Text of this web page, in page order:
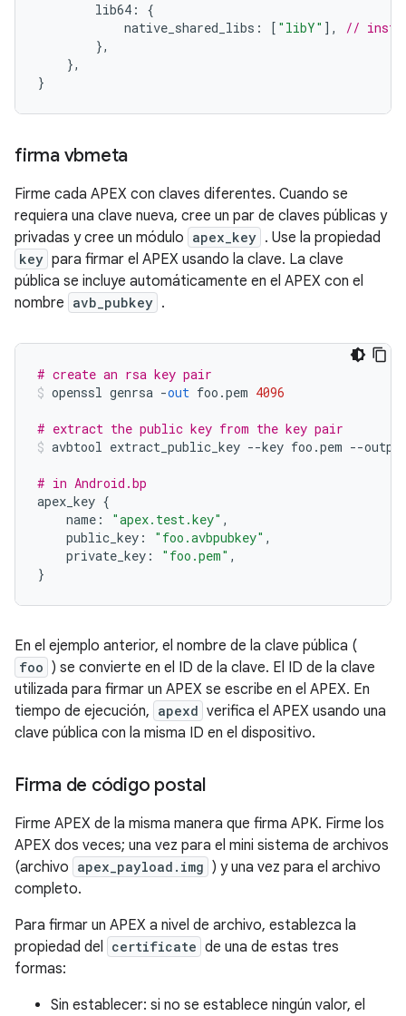
lib64 :
{
native_shared_libs : [ "libY" ],
//
},
},
}
firma vbmeta
Firme cada APEX con claves diferentes. Cuando se
requiera una clave nueva, cree un par de claves públicas y
privadas y cree un módulo apex_key . Use la propiedad
key para firmar el APEX usando la clave. La clave
pública se incluye automáticamente en el APEX con el
nombre avb_pubkey .
# create an rsa key pair
openssl genrsa -out foo .pem 4096
# extract the public key from the key pair
avbtool extract_public_key --key foo .pem --
# in Android.bp
apex_key {
name : "apex.test.key" ,
public_key : "foo.avbpubkey" ,
private_key : "foo.pem" ,
}
En el ejemplo anterior, el nombre de la clave pública (
foo ) se convierte en el ID de la clave. El ID de la clave
utilizada para firmar un APEX se escribe en el APEX. En
tiempo de ejecución, apexd verifica el APEX usando una
clave pública con la misma ID en el dispositivo.
Firma de código postal
Firme APEX de la misma manera que firma APK. Firme los
APEX dos veces; una vez para el mini sistema de archivos
(archivo apex_payload.img ) y una vez para el archivo
completo.
Para firmar un APEX a nivel de archivo, establezca la
propiedad del
certificate de una de estas tres
formas:
Sin establecer: si no se establece ningún valor, el